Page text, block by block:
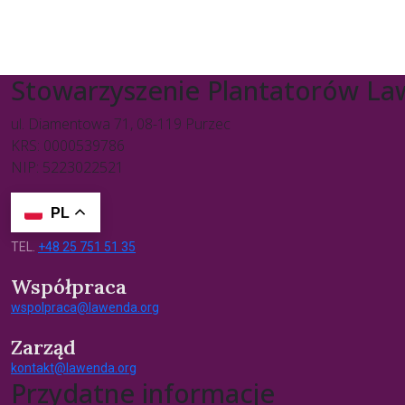
Stowarzyszenie Plantatorów
ul. Diamentowa 71, 08-119 Purzec
KRS: 0000539786
NIP: 5223022521
PL
TEL. +48 25 751 51 35
Współpraca
wspolpraca@lawenda.org
Zarząd
kontakt@lawenda.org
Przydatne informacje